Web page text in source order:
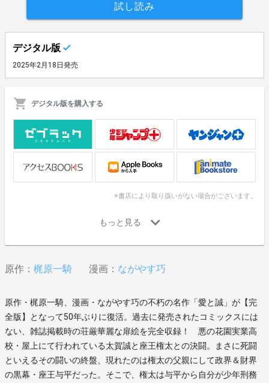
試し読み
デジタル版
2025年2月18日発売
デジタル版を購入する
※書店により取り扱いがない場合がございます。
原作： 梶原一騎 漫画： ながやす巧
原作・梶原一騎、漫画・ながやす巧の不朽の名作「愛と誠」が【完
全版】となって50年ぶりに復活。過去に発売されたコミックスには
ない、雑誌掲載時の荘厳華麗な扉絵を完全収録！ 悪の花園実業高
校・屋上にて行われている太賀誠と座王権太との決闘。まさに死闘
といえるその闘いの終盤、現れたのは権太の父親にして政界＆財界
の黒幕・座王与平だった。そこで、権太は与平から自分が少年刑務